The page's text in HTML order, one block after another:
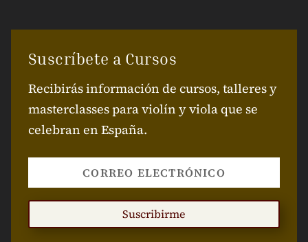
Suscríbete a Cursos
Recibirás información de cursos, talleres y
masterclasses para violín y viola que se
celebran en España.
Suscribirme